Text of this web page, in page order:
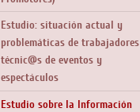
Estudio: situación actual y
problemáticas de trabajadores
técnic@s de eventos y
espectáculos
Estudio sobre la Información